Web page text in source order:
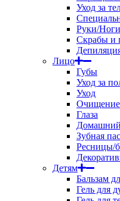
Уход за
Руки/Ноги
Скрабы и
Лицо
Губы
Уход за
Уход
Очищение
Глаза
Зубная
Ресницы/
Детям
Бальзам
Гель для